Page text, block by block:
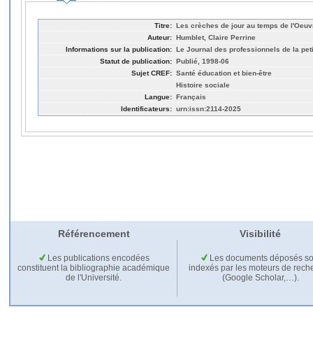
Titre: Les crèches de jour au temps de
Auteur: Humblet, Claire Perrine
Informations sur la publication: Le Journal des professionnels de la
Statut de publication: Publié, 1998-06
Sujet CREF: Santé éducation et bien-être
Histoire sociale
Langue: Français
Identificateurs: urn:issn:2114-2025
Référencement Visibilité
Les publications encodées
constituent la bibliographie académique
de l'Université.
Les documents déposés
indexés par les moteurs de
(Google Scholar,…).